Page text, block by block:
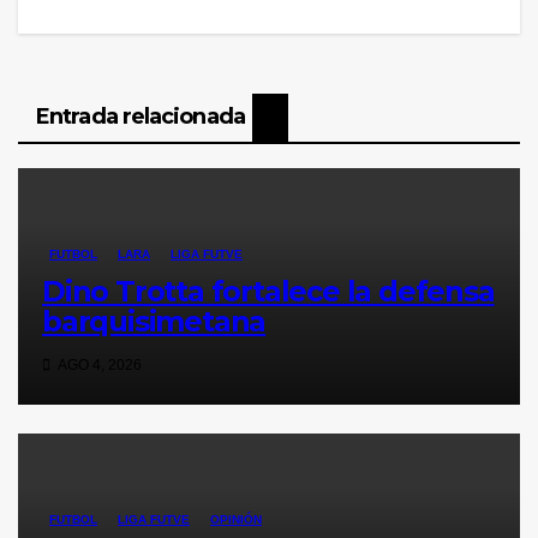
entradas
Entrada relacionada
FUTBOL LARA LIGA FUTVE
Dino Trotta fortalece la defensa
barquisimetana
FUTBOL LIGA FUTVE OPINIÓN